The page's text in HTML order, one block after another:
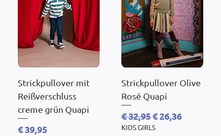
Strickpullover mit
Reißverschluss
creme grün Quapi
Preis
€ 39,95
Strickpullover Olive
Rosé Quapi
Standardpreis
€ 32,95Sale-Preis
€ 26,36
KIDS GIRLS